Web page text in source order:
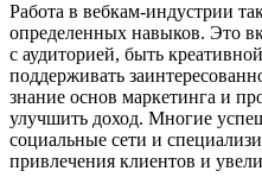
Работа в вебкам-индустрии
определенных навыков. Это
с аудиторией, быть
поддерживать
знание основ маркетинга и
улучшить доход. Многие
социальные сети и
привлечения клиентов и